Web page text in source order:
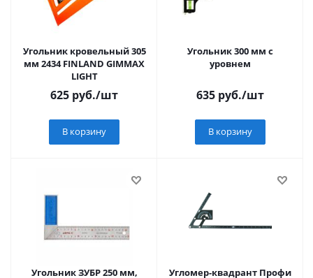
Угольник кровельный 305
мм 2434 FINLAND GIMMAX
LIGHT
625 руб./шт
В корзину
Угольник 300 мм с
уровнем
635 руб./шт
В корзину
Угольник ЗУБР 250 мм, Угломер-квадрант Профи